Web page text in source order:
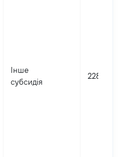
Інше
субсидія
2285